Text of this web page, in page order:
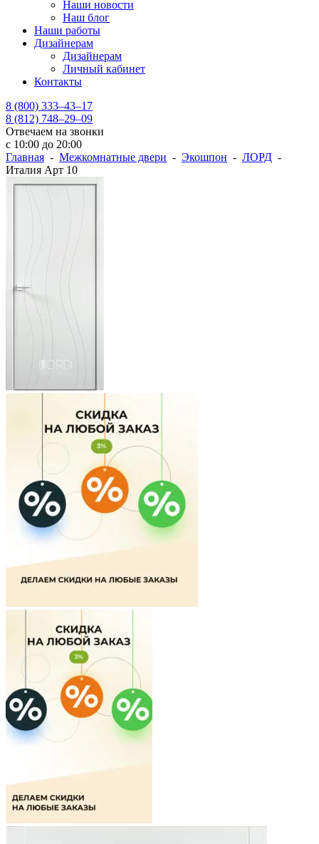
Наши новости
Наш блог
Наши работы
Дизайнерам
Дизайнерам
Личный кабинет
Контакты
8 (800) 333–43–17
8 (812) 748–29–09
Отвечаем на звонки
с 10:00 до 20:00
Главная - Межкомнатные двери - Экошпон - ЛОРД -
Италия Арт 10